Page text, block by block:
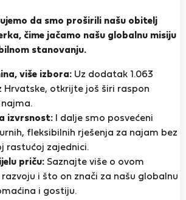
da smo proširili našu obitelj
čime jačamo našu globalnu misiju
stanovanju.
više izbora: Uz dodatak 1.063
Hrvatske, otkrijte još širi raspon
izvrsnost: I dalje smo posvećeni
fleksibilnih rješenja za najam bez
rastućoj zajednici.
priču: Saznajte više o ovom
i što on znači za našu globalnu
i gostiju.
Stay Benefits
ovom smještaju bit će pokriven
StayProtectionsuključenim Stay
više
Lisabon
Provjereni
svibnja 2024